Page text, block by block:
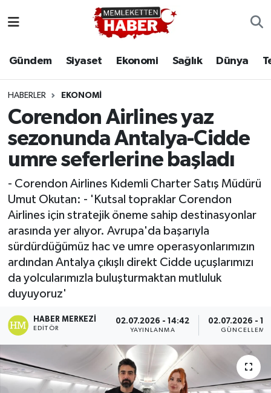
Gündem Siyaset Ekonomi Sağlık Dünya
HABERLER EKONOMI
Corendon Airlines yaz
sezonunda Antalya-Cidde
umre seferlerine başladı
- Corendon Airlines Kıdemli Charter Satış Müdürü
Umut Okutan: - 'Kutsal topraklar Corendon
Airlines için stratejik öneme sahip destinasyonlar
arasında yer alıyor. Avrupa'da başarıyla
sürdürdüğümüz hac ve umre operasyonlarımızın
ardından Antalya çıkışlı direkt Cidde uçuşlarımızı
da yolcularımızla buluşturmaktan mutluluk
duyuyoruz'
HABER MERKEZI
EDITÖR
02.07.2026 - 14:42
YAYINLANMA
02.07.2026 -
GÜNCELLEME